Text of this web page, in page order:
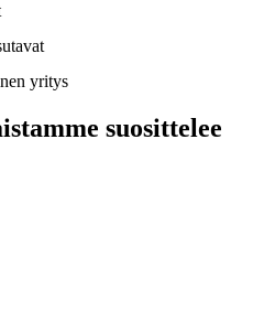
yritys
suosittelee